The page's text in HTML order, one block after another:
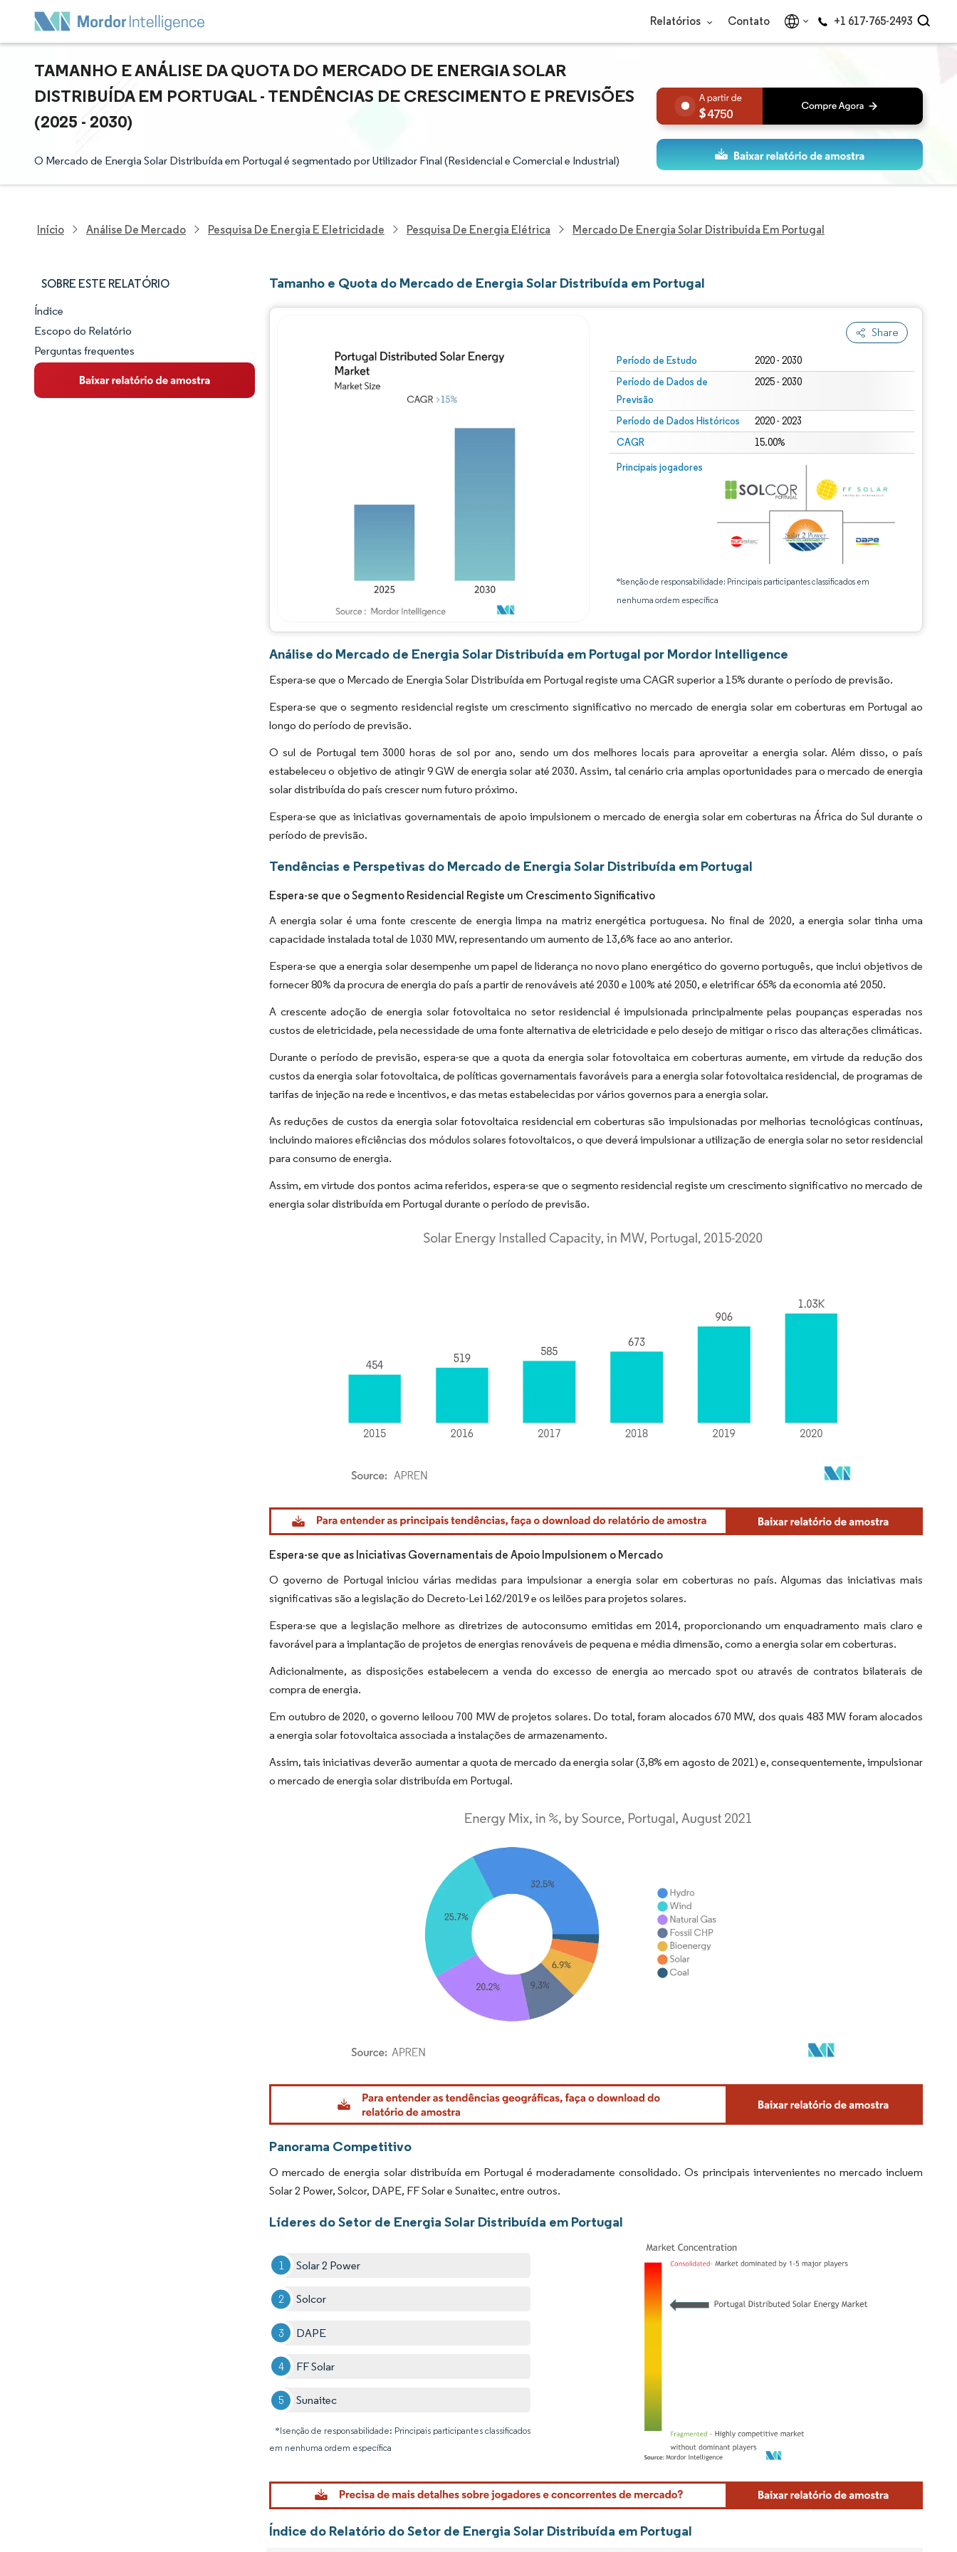
Relatórios Contato +1 617-765-2493
TAMANHO E ANÁLISE DA QUOTA DO MERCADO DE ENERGIA SOLAR
DISTRIBUÍDA EM PORTUGAL - TENDÊNCIAS DE CRESCIMENTO E PREVISÕES
(2025 - 2030)
O Mercado de Energia Solar Distribuída em Portugal é segmentado por Utilizador Final (Residencial e Comercial e Industrial)
4750
Início Análise De Mercado Pesquisa De Energia E Eletricidade Pesquisa De Energia Elétrica Mercado De Energia Solar Distribuída Em Portugal
SOBRE ESTE RELATÓRIO
Panorama do Mercado
Visão Geral do Mercado
Principais Tendências de Mercado
Índice
Escopo do Relatório
Perguntas frequentes
Tamanho e Quota do Mercado de Energia Solar Distribuída em Portugal
Share
Período de Estudo 2020 - 2030
Período de Dados de
Previsão
2025 - 2030
Período de Dados Históricos 2020 - 2023
CAGR 15.00%
Principais jogadores
*Isenção de responsabilidade: Principais participantes classificados em
nenhuma ordem específica
Imagem © Mordor Intelligence. O reuso requer atribuição conforme CC BY 4.0.
Análise do Mercado de Energia Solar Distribuída em Portugal por Mordor Intelligence
Espera-se que o Mercado de Energia Solar Distribuída em Portugal registe uma CAGR superior a 15% durante o período de previsão.
Espera-se que o segmento residencial registe um crescimento significativo no mercado de energia solar em coberturas em Portugal ao
longo do período de previsão.
O sul de Portugal tem 3000 horas de sol por ano, sendo um dos melhores locais para aproveitar a energia solar. Além disso, o país
estabeleceu o objetivo de atingir 9 GW de energia solar até 2030. Assim, tal cenário cria amplas oportunidades para o mercado de energia
solar distribuída do país crescer num futuro próximo.
Espera-se que as iniciativas governamentais de apoio impulsionem o mercado de energia solar em coberturas na África do Sul durante o
período de previsão.
Tendências e Perspetivas do Mercado de Energia Solar Distribuída em Portugal
Espera-se que o Segmento Residencial Registe um Crescimento Significativo
A energia solar é uma fonte crescente de energia limpa na matriz energética portuguesa. No final de 2020, a energia solar tinha uma
capacidade instalada total de 1030 MW, representando um aumento de 13,6% face ao ano anterior.
Espera-se que a energia solar desempenhe um papel de liderança no novo plano energético do governo português, que inclui objetivos de
fornecer 80% da procura de energia do país a partir de renováveis até 2030 e 100% até 2050, e eletrificar 65% da economia até 2050.
A crescente adoção de energia solar fotovoltaica no setor residencial é impulsionada principalmente pelas poupanças esperadas nos
custos de eletricidade, pela necessidade de uma fonte alternativa de eletricidade e pelo desejo de mitigar o risco das alterações climáticas.
Durante o período de previsão, espera-se que a quota da energia solar fotovoltaica em coberturas aumente, em virtude da redução dos
custos da energia solar fotovoltaica, de políticas governamentais favoráveis para a energia solar fotovoltaica residencial, de programas de
tarifas de injeção na rede e incentivos, e das metas estabelecidas por vários governos para a energia solar.
As reduções de custos da energia solar fotovoltaica residencial em coberturas são impulsionadas por melhorias tecnológicas contínuas,
incluindo maiores eficiências dos módulos solares fotovoltaicos, o que deverá impulsionar a utilização de energia solar no setor residencial
para consumo de energia.
Assim, em virtude dos pontos acima referidos, espera-se que o segmento residencial registe um crescimento significativo no mercado de
energia solar distribuída em Portugal durante o período de previsão.
Imagem © Mordor Intelligence. O reuso requer atribuição conforme CC BY 4.0.
Espera-se que as Iniciativas Governamentais de Apoio Impulsionem o Mercado
O governo de Portugal iniciou várias medidas para impulsionar a energia solar em coberturas no país. Algumas das iniciativas mais
significativas são a legislação do Decreto-Lei 162/2019 e os leilões para projetos solares.
Espera-se que a legislação melhore as diretrizes de autoconsumo emitidas em 2014, proporcionando um enquadramento mais claro e
favorável para a implantação de projetos de energias renováveis de pequena e média dimensão, como a energia solar em coberturas.
Adicionalmente, as disposições estabelecem a venda do excesso de energia ao mercado spot ou através de contratos bilaterais de
compra de energia.
Em outubro de 2020, o governo leiloou 700 MW de projetos solares. Do total, foram alocados 670 MW, dos quais 483 MW foram alocados
a energia solar fotovoltaica associada a instalações de armazenamento.
Assim, tais iniciativas deverão aumentar a quota de mercado da energia solar (3,8% em agosto de 2021) e, consequentemente, impulsionar
o mercado de energia solar distribuída em Portugal.
Imagem © Mordor Intelligence. O reuso requer atribuição conforme CC BY 4.0.
Panorama Competitivo
O mercado de energia solar distribuída em Portugal é moderadamente consolidado. Os principais intervenientes no mercado incluem
Solar 2 Power, Solcor, DAPE, FF Solar e Sunaitec, entre outros.
Líderes do Setor de Energia Solar Distribuída em Portugal
Solar 2 Power
Solcor
DAPE
FF Solar
Sunaitec
*Isenção de responsabilidade: Principais participantes classificados
em nenhuma ordem específica
Imagem © Mordor Intelligence. O reuso requer atribuição conforme CC BY 4.0.
Índice do Relatório do Setor de Energia Solar Distribuída em Portugal